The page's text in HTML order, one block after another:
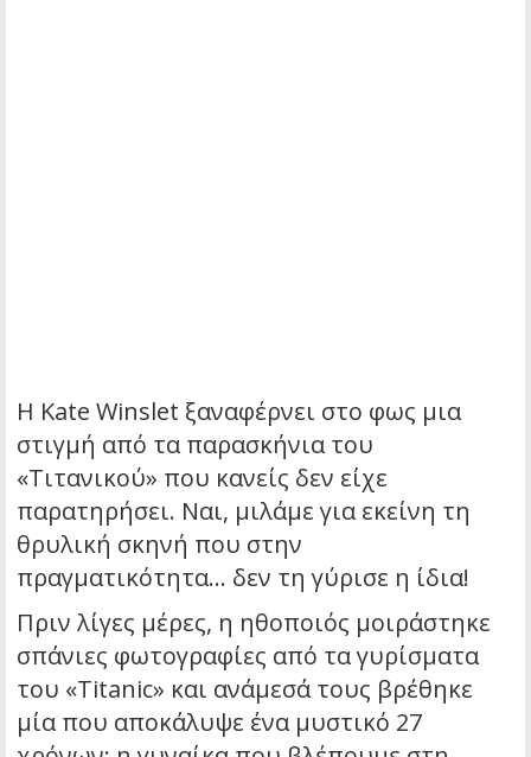
Η Kate Winslet ξαναφέρνει στο φως μια
στιγμή από τα παρασκήνια του
«Τιτανικού» που κανείς δεν είχε
παρατηρήσει. Ναι, μιλάμε για εκείνη τη
θρυλική σκηνή που στην
πραγματικότητα… δεν τη γύρισε η ίδια!
Πριν λίγες μέρες, η ηθοποιός μοιράστηκε
σπάνιες φωτογραφίες από τα γυρίσματα
του «Titanic» και ανάμεσά τους βρέθηκε
μία που αποκάλυψε ένα μυστικό 27